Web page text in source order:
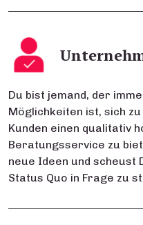
Du bist jemand, der
Möglichkeiten ist, sich
Kunden einen qualitativ
Beratungsservice zu
neue Ideen und scheust
Status Quo in Frage zu